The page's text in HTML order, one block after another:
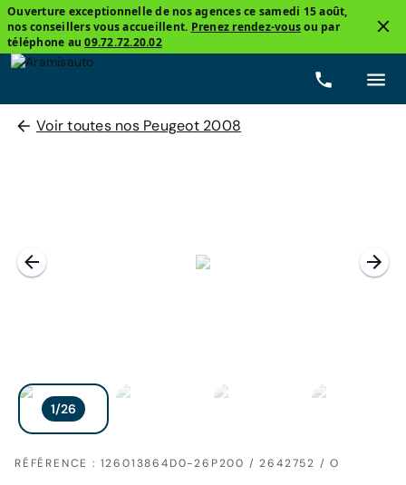
Ouverture exceptionnelle de nos agences ce samedi 15 août,
nos conseillers vous accueillent. Prenez rendez-vousou par
téléphone au09.72.72.20.02
Voir toutes nos Peugeot 2008
RÉFÉRENCE : 126013864D0-26P200 / 2642752 / O